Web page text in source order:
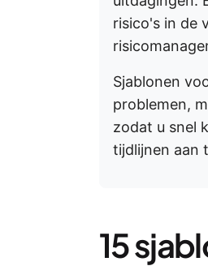
risico's in de
Sjablonen
problemen,
zodat u snel
tijdlijnen aan
15